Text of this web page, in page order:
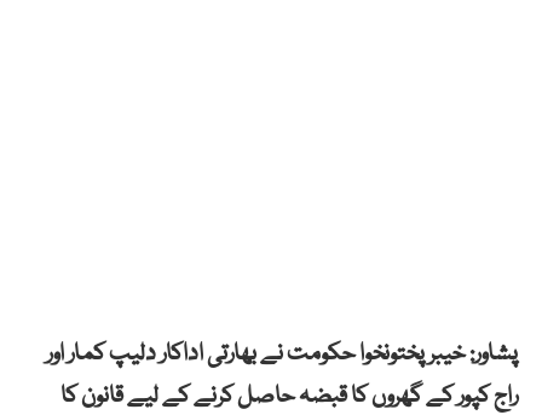
پشاور: خیبر پختونخوا حکومت نے بھارتی اداکار دلیپ کمار اور
راج کپور کے گھروں کا قبضہ حاصل کرنے کے لیے قانون کا